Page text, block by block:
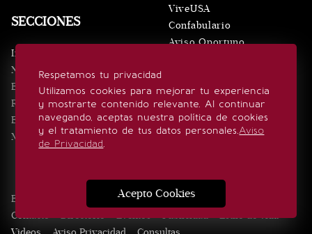
Respetamos tu privacidad
Utilizamos cookies para mejorar tu experiencia
y mostrarte contenido relevante. Al continuar
navegando, aceptas nuestra política de cookies
y el tratamiento de tus datos personales.Aviso
de Privacidad.
Acepto Cookies
SECCIONES
Inicio
Noticias
Eventos
Realeza
Estilo de vida
Minuto x Minuto
ViveUSA
Confabulario
Aviso Oportuno
SÍGUENOS
Edición Impresa Noticias Quiénes somos
Contacto
Directorio Eventos Publicidad
Estilo de vida